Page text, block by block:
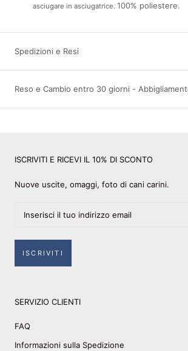
asciugare in asciugatrice. 100% poliestere.
Spedizioni e Resi
Reso e Cambio entro 30 giorni -
ISCRIVITI E RICEVI IL 10% DI SCONTO
Nuove uscite, omaggi, foto di cani carini.
ISCRIVITI
SERVIZIO CLIENTI
FAQ
Informazioni sulla Spedizione